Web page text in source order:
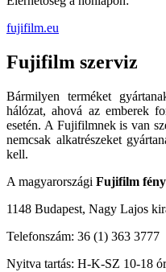
fujifilm.eu
Fujifilm szerviz
Bármilyen terméket
hálózat, ahová az emberek
esetén. A Fujifilmnek is van
nemcsak alkatrészeket
kell.
A magyarországi Fujifilm
1148 Budapest, Nagy Lajos
Telefonszám: 36 (1) 363 3777
Nyitva tartás: H-K-SZ 10-18